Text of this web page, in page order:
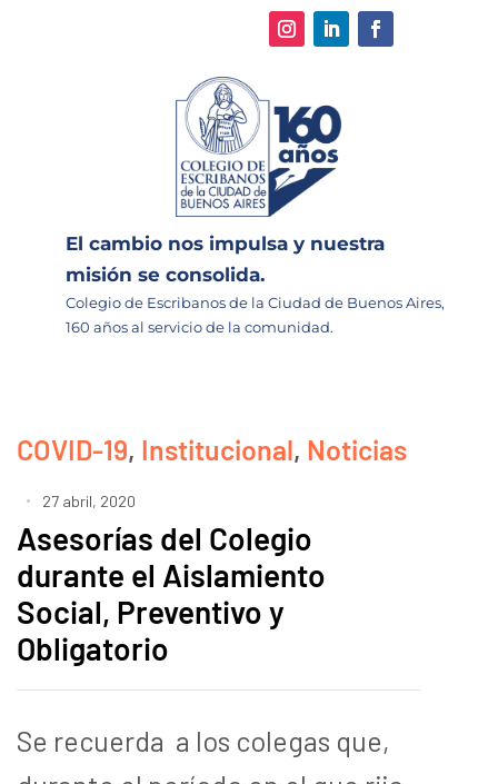
El cambio nos impulsa y nuestra
misión se consolida.
Colegio de Escribanos de la Ciudad de Buenos Aires,
160 años al servicio de la comunidad.
COVID-19, Institucional, Noticias
27 abril, 2020
Asesorías del Colegio
durante el Aislamiento
Social, Preventivo y
Obligatorio
Se recuerda a los colegas que,